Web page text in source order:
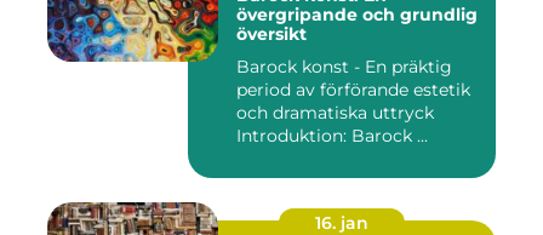
övergripande och grundlig
översikt
Barock konst - En präktig
period av förförande estetik
och dramatiska uttryck
Introduktion: Barock ...
16. jan